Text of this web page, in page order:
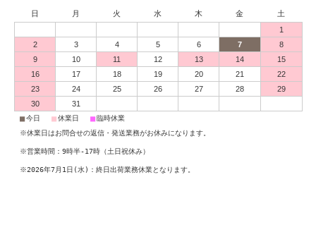
日 月 火 水 木 金
土
1
2
3 4 5 6 7
8
9
10 11 12 13 14
15
16
17 18 19 20 21
22
23
24 25 26 27 28
29
30
31
■今日 ■休業日 ■臨時休業
※休業日はお問合せの返信・発送業務がお休みになります。
※営業時間：9時半-17時（土日祝休み）
※2026年7月1日(水)：終日出荷業務休業となります。